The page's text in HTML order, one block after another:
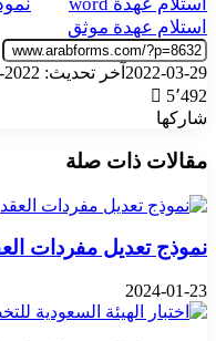
استلام عهدة موثق
2022-03-29 آخر تحديث: 2022-04-04
5٬492
شاركها
مقالات ذات صلة
نموذج تعديل مفردات
2024-01-23